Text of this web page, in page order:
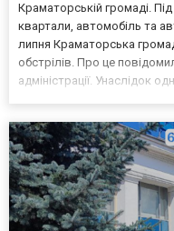
Краматорській громаді.
квартали, автомобіль та
липня Краматорська
обстрілів. Про це
адміністрації. Унаслідок